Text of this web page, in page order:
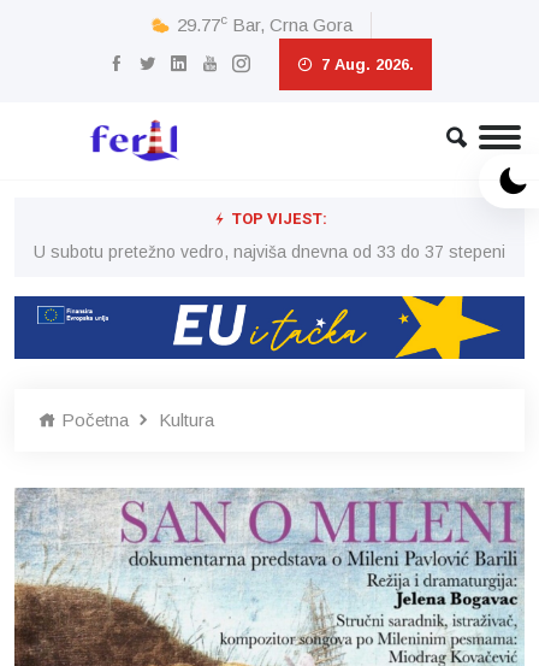
29.77c Bar, Crna Gora
7 Aug. 2026.
TOP VIJEST:
U subotu pretežno vedro, najviša dnevna od 33 do 37 stepeni
Početna Kultura